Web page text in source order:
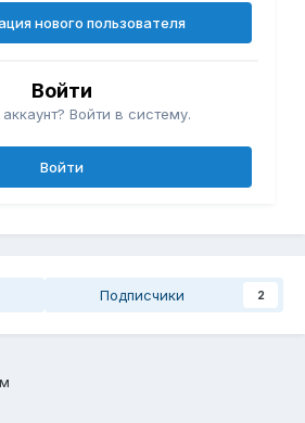
нового пользователя
Войти
Войти в систему.
Войти
Подписчики 2